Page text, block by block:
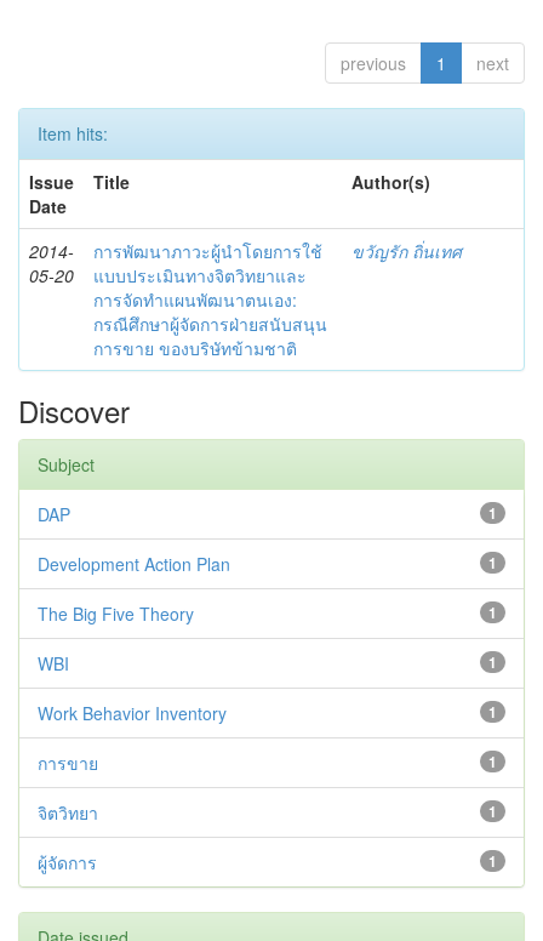
previous 1 next
Item hits:
Issue
Date
Title Author(s)
2014-
05-20
การพัฒนาภาวะผู้นำโดยการใช้
แบบประเมินทางจิตวิทยาและ
การจัดทำแผนพัฒนาตนเอง:
กรณีศึกษาผู้จัดการฝ่ายสนับสนุน
การขาย ของบริษัทข้ามชาติ
ขวัญรัก ถิ่นเทศ
Discover
Subject
1
DAP
1
Development Action Plan
1
The Big Five Theory
1
WBI
1
Work Behavior Inventory
1
การขาย
1
จิตวิทยา
1
ผู้จัดการ